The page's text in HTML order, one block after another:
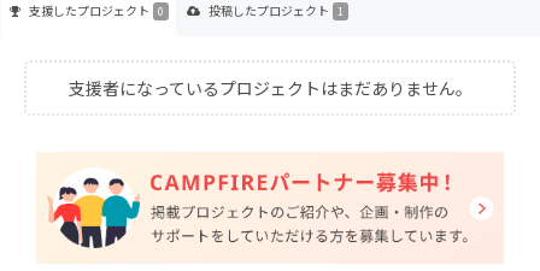
支援したプロジェクト 0 投稿したプロジェクト 1
支援者になっているプロジェクトはまだありません。